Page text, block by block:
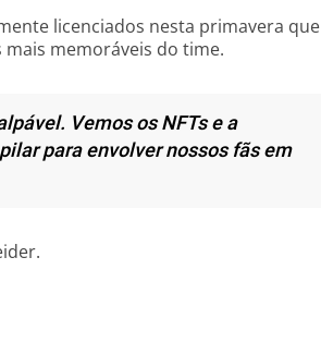
licenciados nesta primavera que
memoráveis ​​do time.
Vemos os NFTs e a
para envolver nossos fãs em